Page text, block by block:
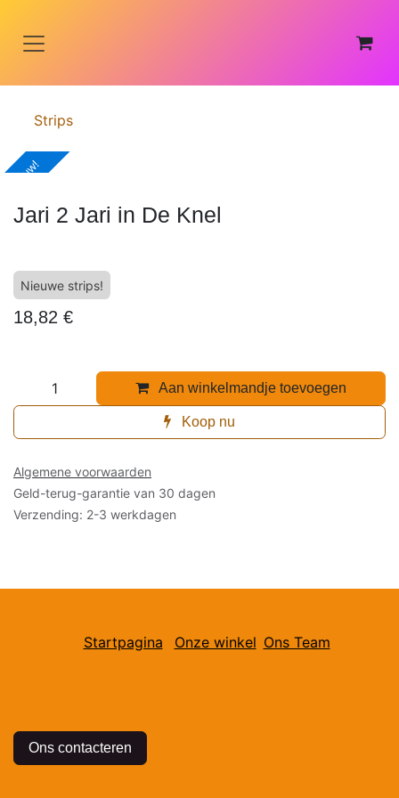
Strips
Nieuw!
Jari 2 Jari in De Knel
Nieuwe strips!
18,82 €
Aan winkelmandje toevoegen
Koop nu
Algemene voorwaarden
Geld-terug-garantie van 30 dagen
Verzending: 2-3 werkdagen
Startpagina Onze winkel Ons Team
Ons contacteren